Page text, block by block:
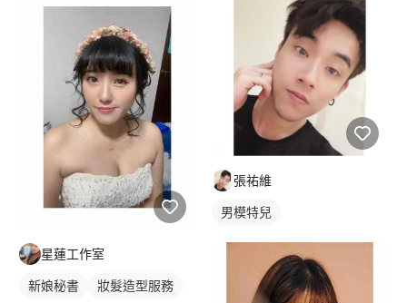
星蓮工作室
新娘秘書 妝髮造型服務
張祐維
男模特兒